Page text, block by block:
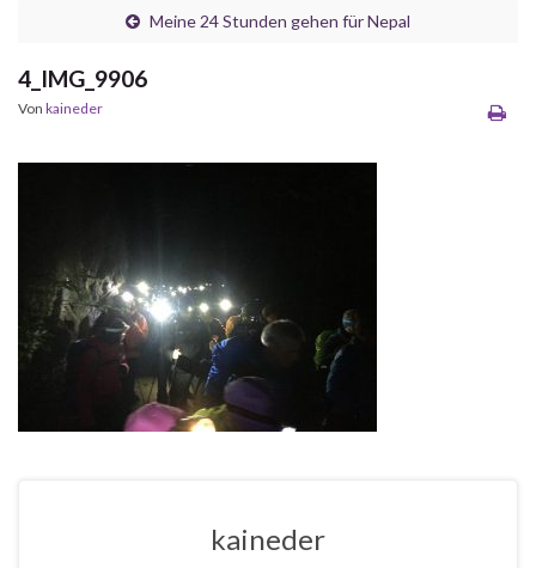
Meine 24 Stunden gehen für Nepal
4_IMG_9906
Von kaineder
kaineder